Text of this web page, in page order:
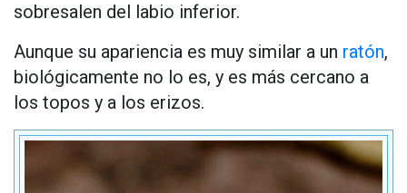
sobresalen del labio inferior.
Aunque su apariencia es muy similar a un ratón,
biológicamente no lo es, y es más cercano a
los topos y a los erizos.